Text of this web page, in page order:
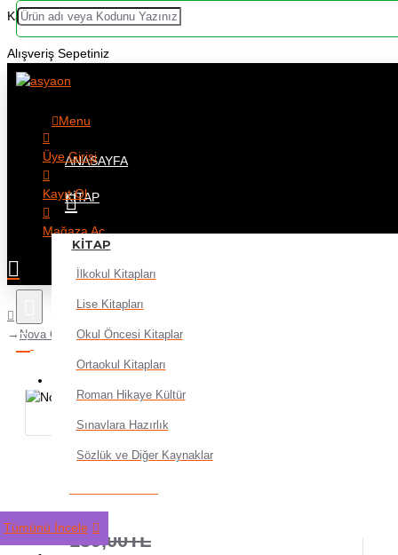
Kategoriler
Alışveriş Sepetiniz
Menu
ANASAYFA
KITAP
KITAP
İlkokul Kitapları
Lise Kitapları
Okul Öncesi Kitaplar
Ortaokul Kitapları
Roman Hikaye Kültür
Sınavlara Hazırlık
Sözlük ve Diğer Kaynaklar
Tümünü İncele
Üye Girişi
Kayıt Ol
Mağaza Aç
Nova Color Akrilik Boya 180Gr Yeşil
Nova Color Akrilik Boya
111,20TL
139,00TL